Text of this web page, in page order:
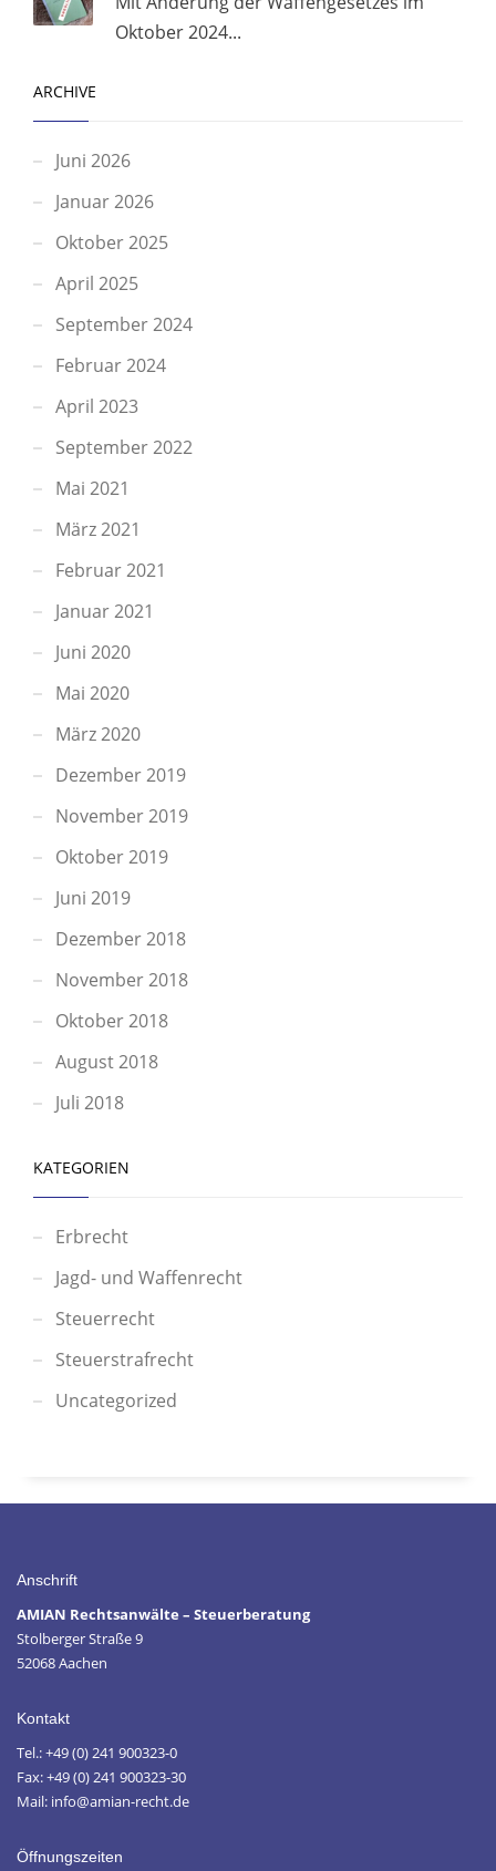
Oktober 2024...
ARCHIVE
Juni 2026
Januar 2026
Oktober 2025
April 2025
September 2024
Februar 2024
April 2023
September 2022
Mai 2021
März 2021
Februar 2021
Januar 2021
Juni 2020
Mai 2020
März 2020
Dezember 2019
November 2019
Oktober 2019
Juni 2019
Dezember 2018
November 2018
Oktober 2018
August 2018
Juli 2018
KATEGORIEN
Erbrecht
Jagd- und Waffenrecht
Steuerrecht
Steuerstrafrecht
Uncategorized
Anschrift
AMIAN Rechtsanwälte – Steuerberatung
Stolberger Straße 9
52068 Aachen
Kontakt
Tel.: +49 (0) 241 900323-0
Fax: +49 (0) 241 900323-30
Mail: info@amian-recht.de
Öffnungszeiten